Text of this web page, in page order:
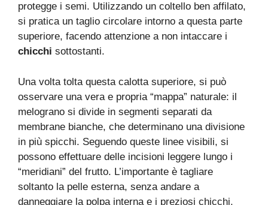
protegge i semi. Utilizzando un coltello ben affilato,
si pratica un taglio circolare intorno a questa parte
superiore, facendo attenzione a non intaccare i
chicchi sottostanti.
Una volta tolta questa calotta superiore, si può
osservare una vera e propria “mappa” naturale: il
melograno si divide in segmenti separati da
membrane bianche, che determinano una divisione
in più spicchi. Seguendo queste linee visibili, si
possono effettuare delle incisioni leggere lungo i
“meridiani” del frutto. L’importante è tagliare
soltanto la pelle esterna, senza andare a
danneggiare la polpa interna e i preziosi chicchi.